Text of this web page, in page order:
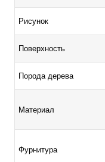
Рисунок
Поверхность
Порода дерева
Материал
Фурнитура